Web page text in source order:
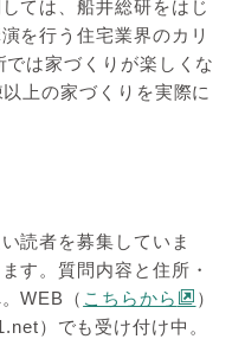
ては、船井総研をはじ
を行う住宅業界のカリ
は家づくりが楽しくな
上の家づくりを実際に
読者を募集していま
す。質問内容と住所・
WEB（ こちらから
）
）でも受け付け中。